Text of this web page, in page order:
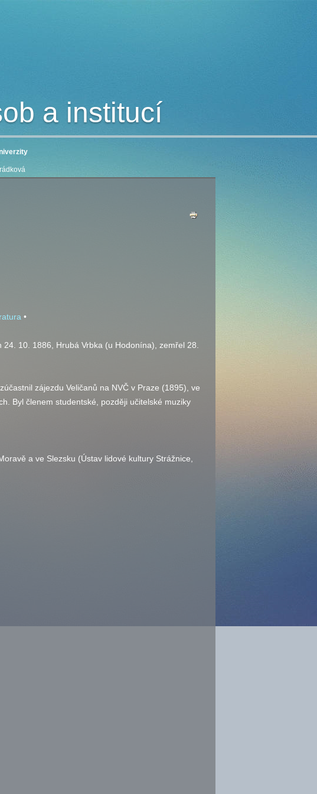
a institucí
•
10. 1886, Hrubá Vrbka (u Hodonína), zemřel 28.
zájezdu Veličanů na NVČ v Praze (1895), ve
Byl členem studentské, později učitelské muziky
a ve Slezsku (Ústav lidové kultury Strážnice,